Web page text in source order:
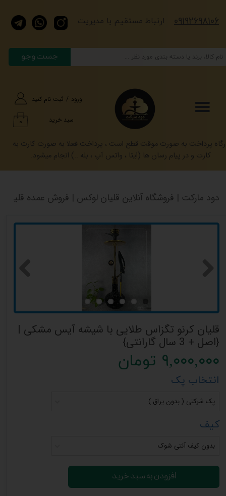
جست وجو
ورود / ثبت نام کنید
حساب کاربری من
سفارشات
خروج از حساب کاربری
۰ سبد خرید
​​​ارتباط مستقیم با مدیریت ​​​09192698106
پرداخت به صورت موقت قطع است ، پرداخت فعلا به صورت کارت به
کارت و در پیام رسان ها (ایتا ، واتس آپ ، بله ..) انجام میشود.
دود مارکت | فروشگاه آنلاین قلیان لوکس | فروش عمده قلیان
قلیان کرنو تگزاس طلایی با شیشه آیس مشکی |
{اصل + 3 سال گارانتی}
۹,۰۰۰,۰۰۰ تومان
انتخاب پک
پک شرکتی ( بدون یراق )
کیف
بدون کیف آنتی شوک
افزودن به سبد خرید